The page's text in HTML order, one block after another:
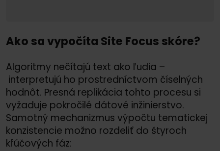
Ako sa vypočíta Site Focus skóre?
Algoritmy nečítajú text ako ľudia –
interpretujú ho prostredníctvom číselných
hodnôt. Presná replikácia tohto procesu si
vyžaduje pokročilé dátové inžinierstvo.
Samotný mechanizmus výpočtu tematickej
konzistencie možno rozdeliť do štyroch
kľúčových fáz: